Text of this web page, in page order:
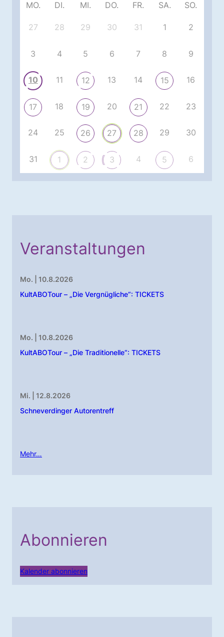
MO. DI. MI. DO. FR. SA. SO.
27 28 29 30 31 1 2
3 4 5 6 7 8 9
10 11 12 13 14 15 16
17 18 19 20 21 22 23
24 25 26 27 28 29 30
31 1 2 3 4 5 6
Veranstaltungen
Mo. | 10.8.2026
KultABOTour – „Die Vergnügliche“: TICKETS
Mo. | 10.8.2026
KultABOTour – „Die Traditionelle“: TICKETS
Mi. | 12.8.2026
Schneverdinger Autorentreff
Mehr…
Abonnieren
Kalender abonnieren